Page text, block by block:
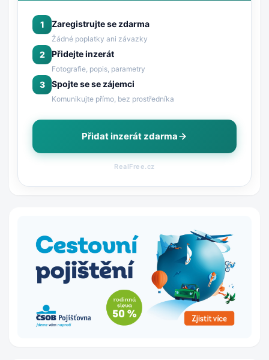
1 Zaregistrujte se zdarma
Žádné poplatky ani závazky
2 Přidejte inzerát
Fotografie, popis, parametry
3 Spojte se se zájemci
Komunikujte přímo, bez prostředníka
Přidat inzerát zdarma
RealFree.cz